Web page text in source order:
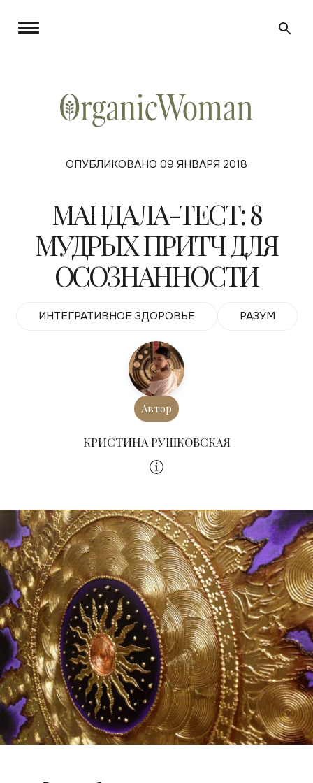
ОПУБЛИКОВАНО 09 ЯНВАРЯ 2018
МАНДАЛА-ТЕСТ: 8
МУДРЫХ ПРИТЧ ДЛЯ
ОСОЗНАННОСТИ
ИНТЕГРАТИВНОЕ ЗДОРОВЬЕ РАЗУМ
Автор
КРИСТИНА РУШКОВСКАЯ